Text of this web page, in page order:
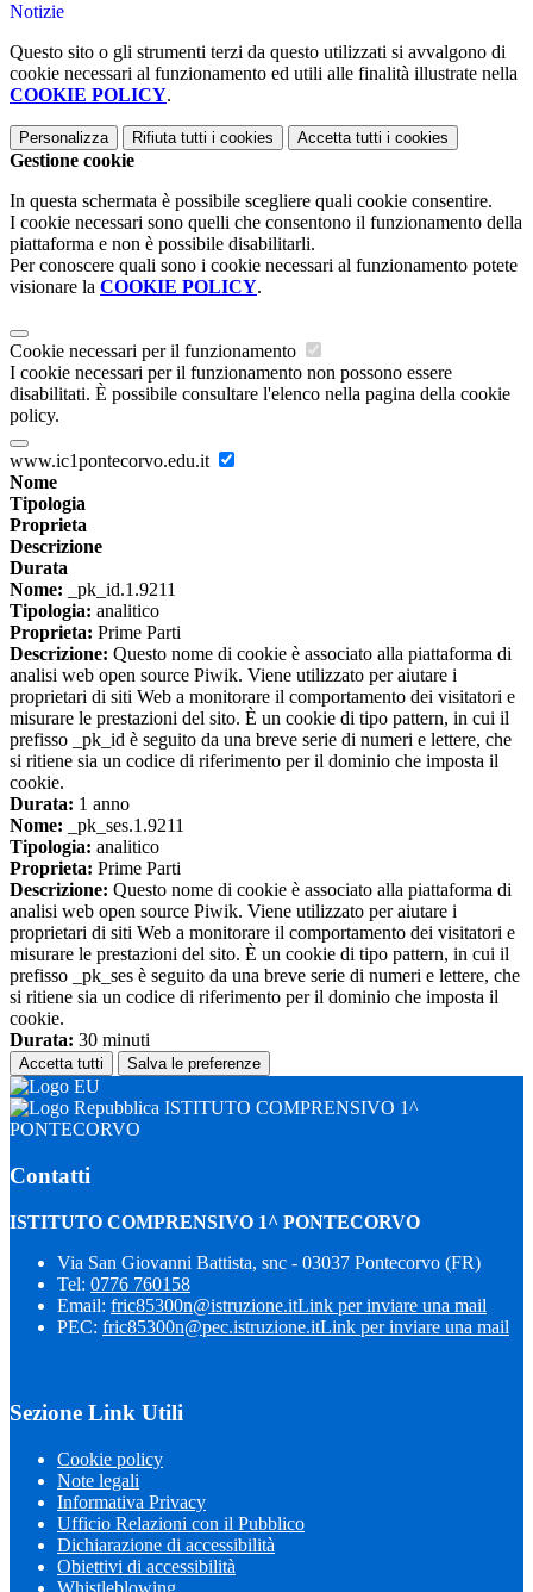
Notizie
Questo sito o gli strumenti terzi da questo utilizzati si avvalgono di
cookie necessari al funzionamento ed utili alle finalità illustrate nella
COOKIE POLICY.
Personalizza Rifiuta tutti i cookies Accetta tutti i cookies
Gestione cookie
In questa schermata è possibile scegliere quali cookie consentire.
I cookie necessari sono quelli che consentono il funzionamento della
piattaforma e non è possibile disabilitarli.
Per conoscere quali sono i cookie necessari al funzionamento potete
visionare la COOKIE POLICY.
Cookie necessari per il funzionamento
I cookie necessari per il funzionamento non possono essere
disabilitati. È possibile consultare l'elenco nella pagina della cookie
policy.
www.ic1pontecorvo.edu.it
Nome
Tipologia
Proprieta
Descrizione
Durata
Nome: _pk_id.1.9211
Tipologia: analitico
Proprieta: Prime Parti
Descrizione: Questo nome di cookie è associato alla piattaforma di
analisi web open source Piwik. Viene utilizzato per aiutare i
proprietari di siti Web a monitorare il comportamento dei visitatori e
misurare le prestazioni del sito. È un cookie di tipo pattern, in cui il
prefisso _pk_id è seguito da una breve serie di numeri e lettere, che
si ritiene sia un codice di riferimento per il dominio che imposta il
cookie.
Durata: 1 anno
Nome: _pk_ses.1.9211
Tipologia: analitico
Proprieta: Prime Parti
Descrizione: Questo nome di cookie è associato alla piattaforma di
analisi web open source Piwik. Viene utilizzato per aiutare i
proprietari di siti Web a monitorare il comportamento dei visitatori e
misurare le prestazioni del sito. È un cookie di tipo pattern, in cui il
prefisso _pk_ses è seguito da una breve serie di numeri e lettere, che
si ritiene sia un codice di riferimento per il dominio che imposta il
cookie.
Durata: 30 minuti
Accetta tutti Salva le preferenze
ISTITUTO COMPRENSIVO 1^
PONTECORVO
Contatti
ISTITUTO COMPRENSIVO 1^ PONTECORVO
Via San Giovanni Battista, snc - 03037 Pontecorvo (FR)
Tel: 0776 760158
Email: fric85300n@istruzione.itLink per inviare una mail
PEC: fric85300n@pec.istruzione.itLink per inviare una mail
Sezione Link Utili
Cookie policy
Note legali
Informativa Privacy
Ufficio Relazioni con il Pubblico
Dichiarazione di accessibilità
Obiettivi di accessibilità
Whistleblowing